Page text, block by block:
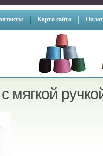
Карта сайта
мягкой